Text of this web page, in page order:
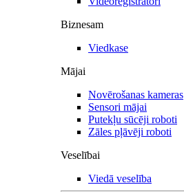
Biznesam
Viedkase
Mājai
Novērošanas kameras
Sensori mājai
Putekļu sūcēji roboti
Zāles pļāvēji roboti
Veselībai
Viedā veselība